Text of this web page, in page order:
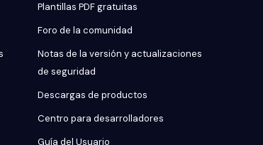
Plantillas PDF gratuitas
Foro de la comunidad
Notas de la versión y actualizaciones
de seguridad
Descargas de productos
Centro para desarrolladores
Guía del Usuario